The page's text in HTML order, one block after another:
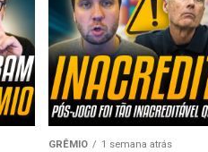
GRÊMIO 1 semana atrás